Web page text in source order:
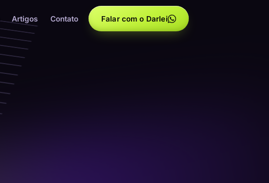
Artigos Contato Falar com o Darlei